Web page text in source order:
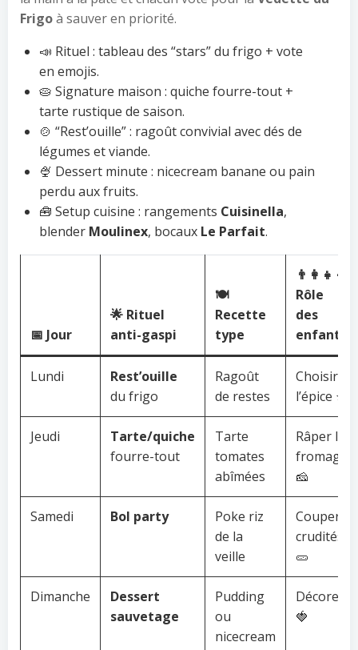
Frigoà sauver en priorité.
📣 Rituel : tableau des “stars” du frigo + vote
en emojis.
🥧 Signature maison : quiche fourre-tout +
tarte rustique de saison.
🍲 “Rest’ouille” : ragoût convivial avec dés de
légumes et viande.
🍨 Dessert minute : nicecream banane ou pain
perdu aux fruits.
🧰 Setup cuisine : rangements Cuisinella,
blender Moulinex, bocaux Le Parfait.
📅 Jour
🌟 Rituel
anti-gaspi
🍽️
Recette
type
👨‍👩‍👧‍👦
Rôle
des
enfants
Lundi
Rest’ouille
du frigo
Ragoût
de restes
Choisir
l’épice ⭐
Jeudi
Tarte/quiche
fourre-tout
Tarte
tomates
abîmées
Râper le
fromage
🧀
Samedi Bol party
Poke riz
de la
veille
Couper
crudités
🥒
Dimanche
Dessert
sauvetage
Pudding
ou
nicecream
Décorer
🍓